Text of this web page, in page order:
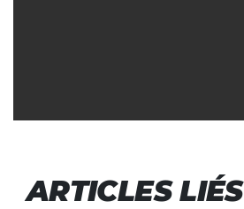
ARTICLES LIÉS